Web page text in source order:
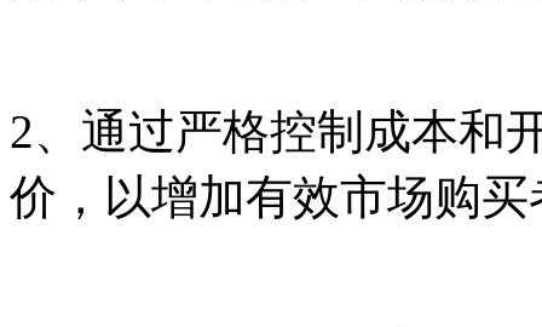
2、通过严格控制成本和
价，以增加有效市场购